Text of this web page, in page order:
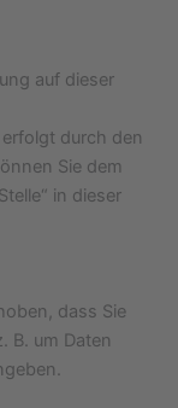
auf dieser
durch den
Sie dem
in dieser
dass Sie
B. um Daten